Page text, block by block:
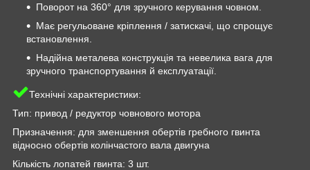
Поворот на 360° для зручного керування човном.
Має регульоване кріплення / затискачі, що спрощує
встановлення.
Надійна металева конструкція та невелика вага для
зручного транспортування й експлуатації.
Технічні характеристики:
Тип: привод / редуктор човнового мотора
Призначення: для зменшення обертів гребного гвинта
відносно обертів колінчастого вала двигуна
Кількість лопатей гвинта: 3 шт.